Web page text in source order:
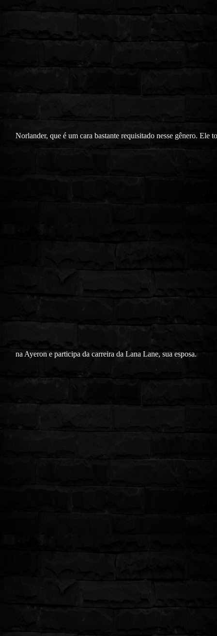
Norlander, que é um cara bastante requisitado nesse gênero. Ele
na Ayeron e participa da carreira da Lana Lane, sua esposa.